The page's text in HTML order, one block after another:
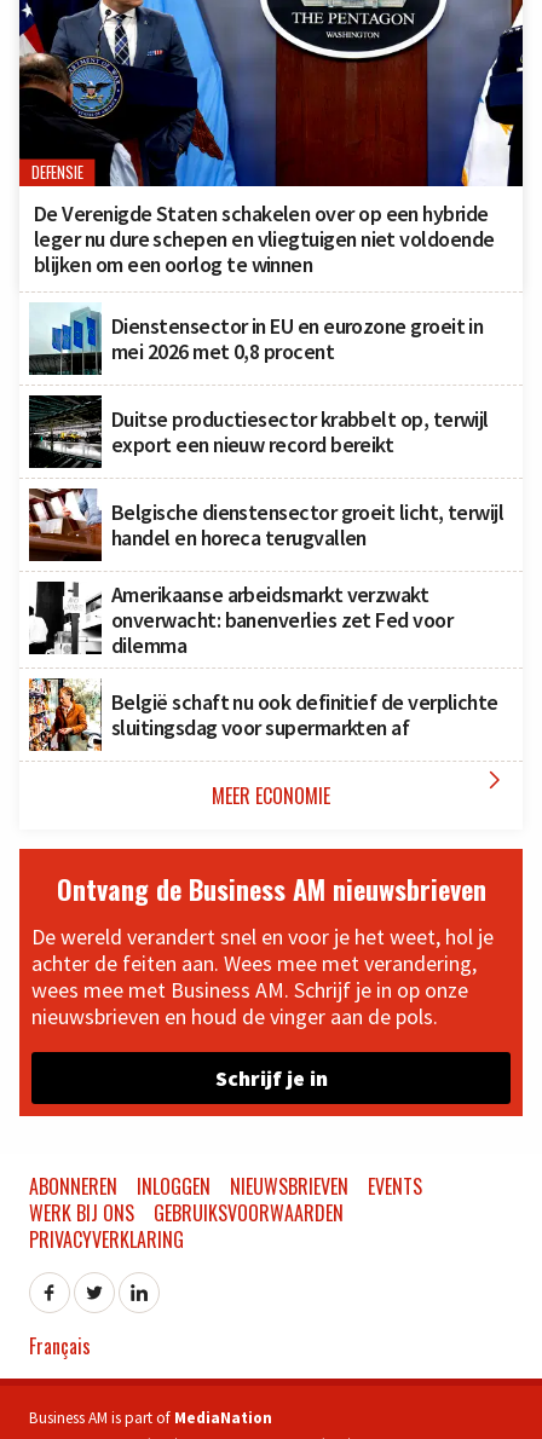
DEFENSIE
De Verenigde Staten schakelen over op een hybride
leger nu dure schepen en vliegtuigen niet voldoende
blijken om een oorlog te winnen
Dienstensector in EU en eurozone groeit in
mei 2026 met 0,8 procent
Duitse productiesector krabbelt op, terwijl
export een nieuw record bereikt
Belgische dienstensector groeit licht, terwijl
handel en horeca terugvallen
Amerikaanse arbeidsmarkt verzwakt
onverwacht: banenverlies zet Fed voor
dilemma
België schaft nu ook definitief de verplichte
sluitingsdag voor supermarkten af
MEER ECONOMIE 
Ontvang de Business AM nieuwsbrieven
De wereld verandert snel en voor je het weet, hol je
achter de feiten aan. Wees mee met verandering,
wees mee met Business AM. Schrijf je in op onze
nieuwsbrieven en houd de vinger aan de pols.
Schrijf je in
ABONNEREN INLOGGEN NIEUWSBRIEVEN
EVENTS
WERK BIJ ONS
GEBRUIKSVOORWAARDEN
PRIVACYVERKLARING
Français
Business AM is part of MediaNation